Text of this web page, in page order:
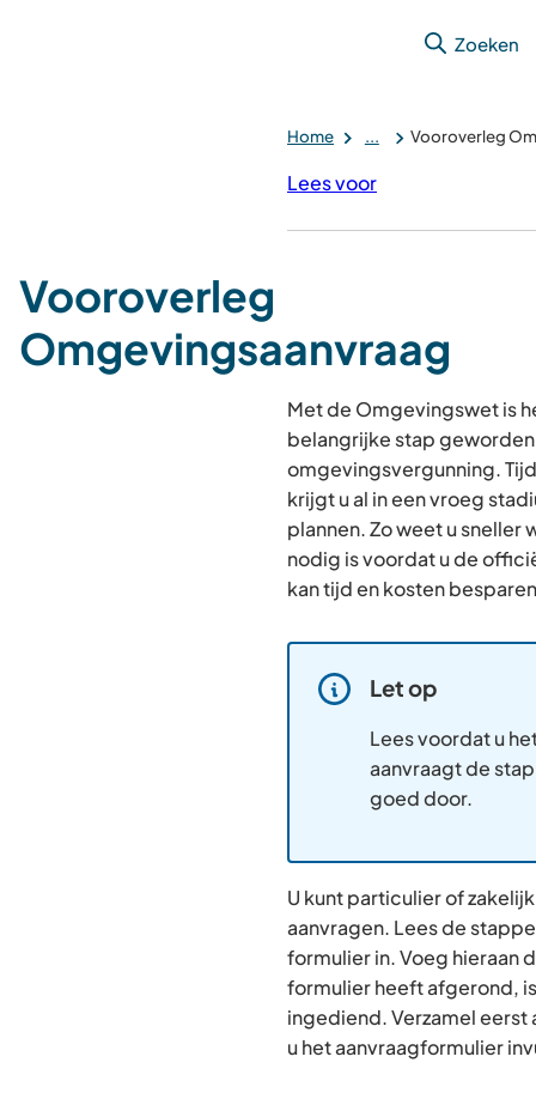
Zoeken
Home ... Vooroverleg
Lees voor
Vooroverleg
Omgevingsaanvraag
Met de Omgevingswet is
belangrijke stap
omgevingsvergunning.
krijgt u al in een vroeg
plannen. Zo weet u sneller
nodig is voordat u de
kan tijd en kosten
Informatie:
Let op
Lees voordat u
aanvraagt de
goed door.
U kunt particulier of
aanvragen. Lees de
formulier in. Voeg hieraan
formulier heeft afgerond,
ingediend. Verzamel
u het aanvraagformulier